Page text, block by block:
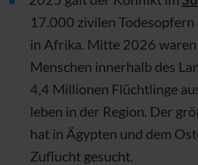
17.000 zivilen
in Afrika. Mitte 2026
Menschen innerhalb des
4,4 Millionen Flüchtlinge
leben in der Region. Der
hat in Ägypten und dem
Zuflucht gesucht.